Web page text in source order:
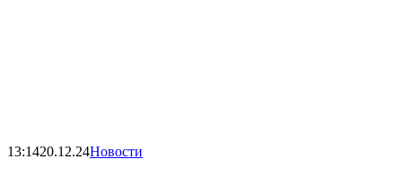
13:1420.12.24Новости